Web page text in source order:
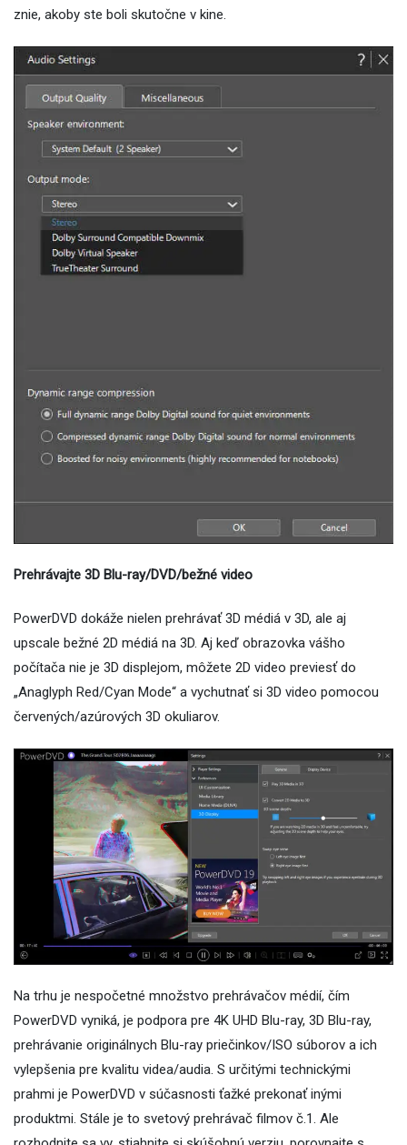
znie, akoby ste boli skutočne v kine.
Prehrávajte 3D Blu-ray/DVD/bežné video
PowerDVD dokáže nielen prehrávať 3D médiá v 3D, ale aj
upscale bežné 2D médiá na 3D. Aj keď obrazovka vášho
počítača nie je 3D displejom, môžete 2D video previesť do
„Anaglyph Red/Cyan Mode“ a vychutnať si 3D video pomocou
červených/azúrových 3D okuliarov.
Na trhu je nespočetné množstvo prehrávačov médií, čím
PowerDVD vyniká, je podpora pre 4K UHD Blu-ray, 3D Blu-ray,
prehrávanie originálnych Blu-ray priečinkov/ISO súborov a ich
vylepšenia pre kvalitu videa/audia. S určitými technickými
prahmi je PowerDVD v súčasnosti ťažké prekonať inými
produktmi. Stále je to svetový prehrávač filmov č.1. Ale